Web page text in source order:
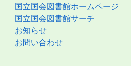
国立国会図書館ホームページ
国立国会図書館サーチ
お知らせ
お問い合わせ